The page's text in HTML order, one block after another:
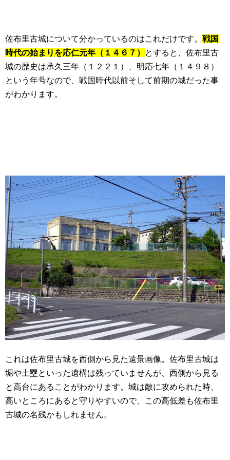
佐布里古城について分かっているのはこれだけです。 戦国
時代の始まりを応仁元年（１４６７）
とすると、佐布里古
城の歴史は承久三年（１２２１）、明応七年（１４９８）
という年号なので、戦国時代以前そして前期の城だった事
がわかります。
これは佐布里古城を西側から見た遠景画像。佐布里古城は
堀や土塁といった遺構は残っていませんが、西側から見る
と高台にあることがわかります。城は敵に攻められた時、
高いところにあると守りやすいので、この高低差も佐布里
古城の名残かもしれません。